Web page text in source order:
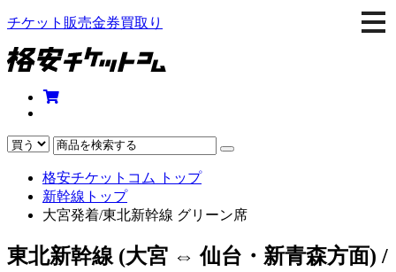
チケット販売金券買取り
格安チケットコム トップ
新幹線トップ
大宮発着/東北新幹線 グリーン席
東北新幹線 (大宮 ⇔ 仙台・新青森方面) /